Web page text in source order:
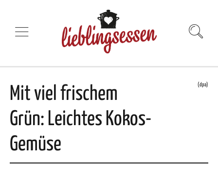
Mit viel frischem
Grün: Leichtes Kokos-
Gemüse
(dpa)